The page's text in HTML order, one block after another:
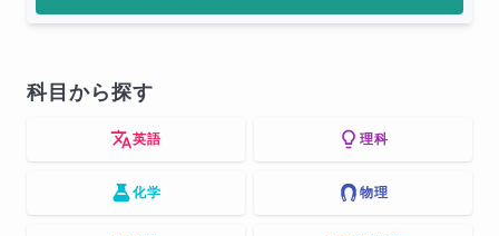
科目から探す
英語 理科
化学 物理